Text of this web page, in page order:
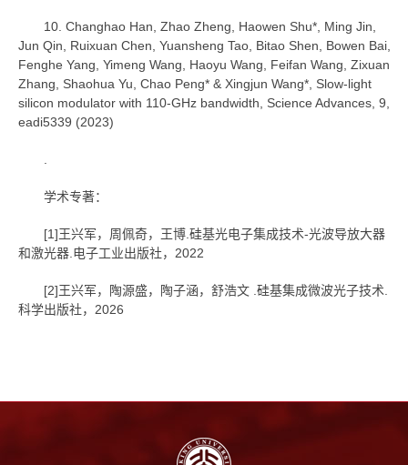
10. Changhao Han, Zhao Zheng, Haowen Shu*, Ming Jin,
Jun Qin, Ruixuan Chen, Yuansheng Tao, Bitao Shen, Bowen Bai,
Fenghe Yang, Yimeng Wang, Haoyu Wang, Feifan Wang, Zixuan
Zhang, Shaohua Yu, Chao Peng* & Xingjun Wang*, Slow-light
silicon modulator with 110-GHz bandwidth, Science Advances, 9,
eadi5339 (2023)
学术专著：
[1]王兴军，周佩奇，王博.硅基光电子集成技术-光波导放大器
和激光器.电子工业出版社，2022
[2]王兴军，陶源盛，陶子涵，舒浩文 .硅基集成微波光子技术.
科学出版社，2026